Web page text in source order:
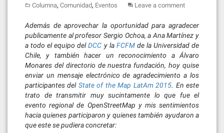
Columna, Comunidad, Eventos Leave a comment
Además de aprovechar la oportunidad para agradecer
publicamente al profesor Sergio Ochoa, a Ana Martínez y
a todo el equipo delDCC y la FCFMde la Universidad de
Chile, y también hacer un reconocimiento a Álvaro
Monares del directorio de nuestra fundación, hoy quise
enviar un mensaje electrónico de agradecimiento a los
participantes del State of the Map LatAm 2015. En este
trato de transmitir muy sucintamente lo que fue el
evento regional de OpenStreetMap y mis sentimientos
hacia quienes participaron y quienes también ayudaron a
que este se pudiera concretar: